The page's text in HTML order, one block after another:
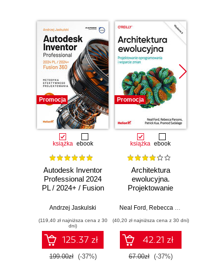
Promocja
książka ebook
Autodesk Inventor
Professional 2024
PL / 2024+ / Fusion
efektywnego
Andrzej Jaskulski
(119,40 zł najniższa cena z 30
dni)
125.37 zł
199.00zł (-37%)
Promocja
książka ebook
Architektura
ewolucyjna.
Projektowanie
wsparcie zmian.
Neal Ford Rebecca Parsons
(40,20 zł najniższa cena z 30 dni)
42.21 zł
67.00zł (-37%)